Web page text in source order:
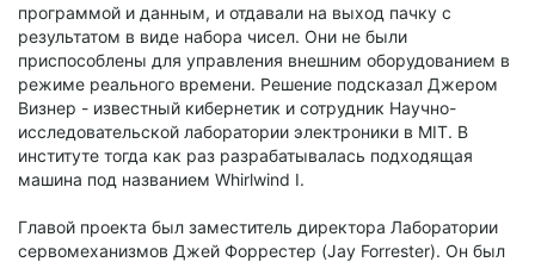
программой и данным, и отдавали на выход пачку с
результатом в виде набора чисел. Они не были
приспособлены для управления внешним оборудованием в
режиме реального времени. Решение подсказал Джером
Визнер - известный кибернетик и сотрудник Научно-
исследовательской лаборатории электроники в MIT. В
институте тогда как раз разрабатывалась подходящая
машина под названием Whirlwind I.
Главой проекта был заместитель директора Лаборатории
сервомеханизмов Джей Форрестер (Jay Forrester). Он был